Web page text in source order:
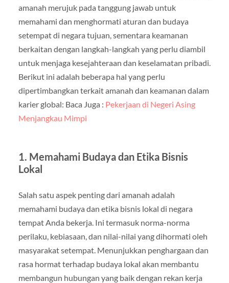
amanah merujuk pada tanggung jawab untuk
memahami dan menghormati aturan dan budaya
setempat di negara tujuan, sementara keamanan
berkaitan dengan langkah-langkah yang perlu diambil
untuk menjaga kesejahteraan dan keselamatan pribadi.
Berikut ini adalah beberapa hal yang perlu
dipertimbangkan terkait amanah dan keamanan dalam
karier global: Baca Juga : Pekerjaan di Negeri Asing
Menjangkau Mimpi
1. Memahami Budaya dan Etika Bisnis
Lokal
Salah satu aspek penting dari amanah adalah
memahami budaya dan etika bisnis lokal di negara
tempat Anda bekerja. Ini termasuk norma-norma
perilaku, kebiasaan, dan nilai-nilai yang dihormati oleh
masyarakat setempat. Menunjukkan penghargaan dan
rasa hormat terhadap budaya lokal akan membantu
membangun hubungan yang baik dengan rekan kerja